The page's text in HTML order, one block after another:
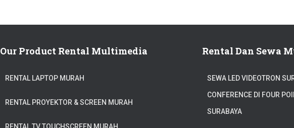
Our Product Rental Multimedia
RENTAL LAPTOP MURAH
RENTAL PROYEKTOR & SCREEN MURAH
Rental Dan Sewa
SEWA LED VIDEOTRON
CONFERENCE DI FOUR
SURABAYA